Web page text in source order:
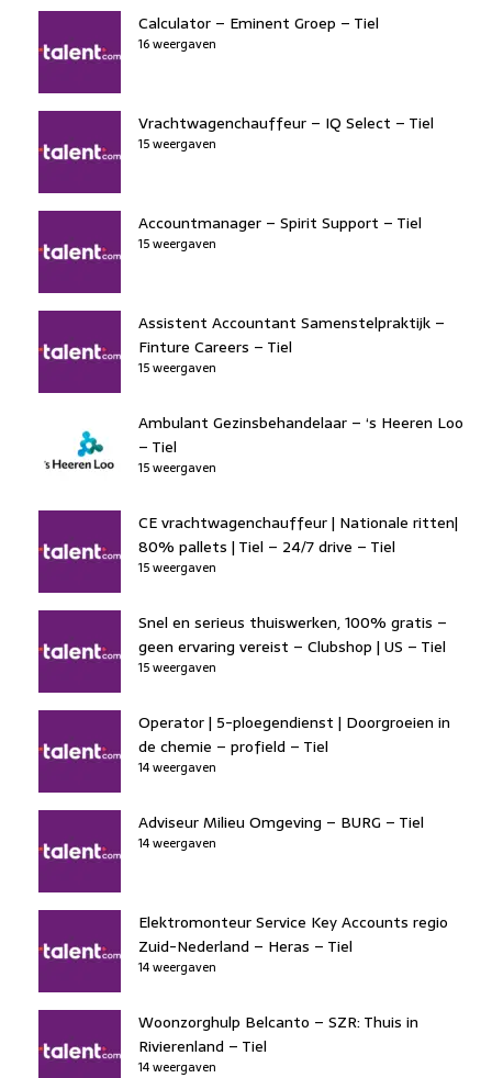
Calculator – Eminent Groep – Tiel
16 weergaven
Vrachtwagenchauffeur – IQ Select – Tiel
15 weergaven
Accountmanager – Spirit Support – Tiel
15 weergaven
Assistent Accountant Samenstelpraktijk –
Finture Careers – Tiel
15 weergaven
Ambulant Gezinsbehandelaar – ‘s Heeren Loo
– Tiel
15 weergaven
CE vrachtwagenchauffeur | Nationale ritten|
80% pallets | Tiel – 24/7 drive – Tiel
15 weergaven
Snel en serieus thuiswerken, 100% gratis –
geen ervaring vereist – Clubshop | US – Tiel
15 weergaven
Operator | 5-ploegendienst | Doorgroeien in
de chemie – profield – Tiel
14 weergaven
Adviseur Milieu Omgeving – BURG – Tiel
14 weergaven
Elektromonteur Service Key Accounts regio
Zuid-Nederland – Heras – Tiel
14 weergaven
Woonzorghulp Belcanto – SZR: Thuis in
Rivierenland – Tiel
14 weergaven